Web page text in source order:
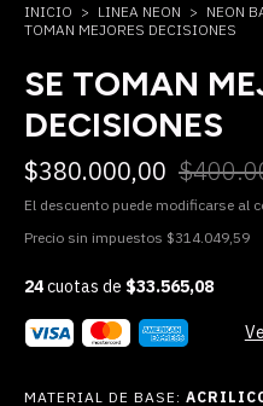
INICIO > LINEA NEON > NEON
TOMAN MEJORES DECISIONES
SE TOMAN
DECISIONES
$380.000,00
El descuento puede modificarse al
Precio sin impuestos $314.049,59
24cuotas de $33.565,08
MATERIAL DE BASE: